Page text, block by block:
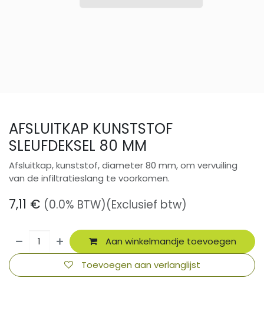
AFSLUITKAP KUNSTSTOF
SLEUFDEKSEL 80 MM
Afsluitkap, kunststof, diameter 80 mm, om vervuiling
van de infiltratieslang te voorkomen.
7,11 € (0.0% BTW)(Exclusief btw)
Aan winkelmandje toevoegen
Toevoegen aan verlanglijst